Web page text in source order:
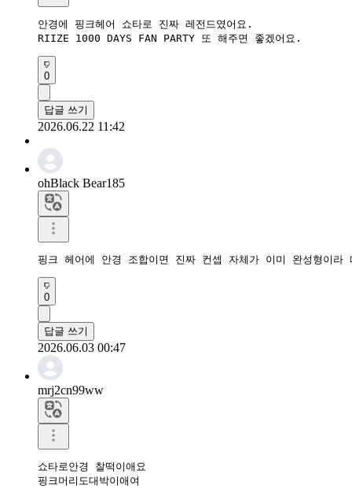
안경에 핑크헤어 쇼타로 진짜 레전드였어요.
RIIZE 1000 DAYS FAN PARTY 또 해주면 좋겠어요.
0
답글 쓰기
2026.06.22 11:42
ohBlack Bear185
0
답글 쓰기
2026.06.03 00:47
mrj2cn99ww
쇼타로안경 찰떡이애요
핑크머리도대박이애여